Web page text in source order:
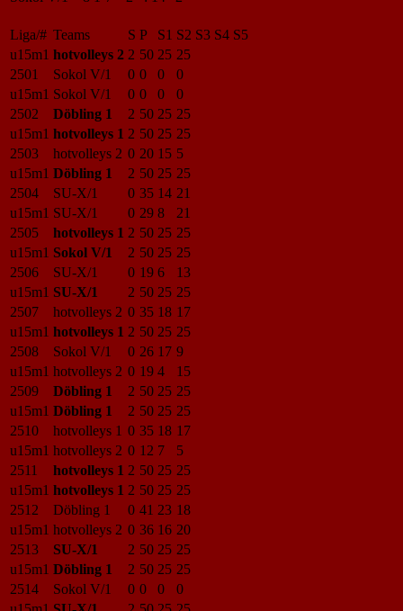
Liga/# Teams S P S1 S2 S3 S4 S5
u15m1 hotvolleys 2 2 50 25 25
2501
Sokol V/1 0 0 0
0
u15m1 Sokol V/1 0 0 0
0
2502
Döbling 1 2 50 25 25
u15m1 hotvolleys 1 2 50 25 25
2503
hotvolleys 2 0 20 15 5
u15m1 Döbling 1 2 50 25 25
2504
SU-X/1 0 35 14 21
u15m1 SU-X/1 0 29 8
21
2505
hotvolleys 1 2 50 25 25
u15m1 Sokol V/1 2 50 25 25
2506
SU-X/1 0 19 6
13
u15m1 SU-X/1 2 50 25 25
2507
hotvolleys 2 0 35 18 17
u15m1 hotvolleys 1 2 50 25 25
2508
Sokol V/1 0 26 17 9
u15m1 hotvolleys 2 0 19 4
15
2509
Döbling 1 2 50 25 25
u15m1 Döbling 1 2 50 25 25
2510
hotvolleys 1 0 35 18 17
u15m1 hotvolleys 2 0 12 7
5
2511
hotvolleys 1 2 50 25 25
u15m1 hotvolleys 1 2 50 25 25
2512
Döbling 1 0 41 23 18
u15m1 hotvolleys 2 0 36 16 20
2513
SU-X/1 2 50 25 25
u15m1 Döbling 1 2 50 25 25
2514
Sokol V/1 0 0 0
0